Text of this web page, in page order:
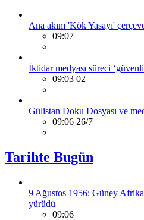
Ana akım 'Kök Yasayı'
09:07
İktidar medyası süreci
09:03 02
Gülistan Doku Dosyası ve
09:06 26/7
Tarihte Bugün
9 Ağustos 1956: Güney
yürüdü
09:06